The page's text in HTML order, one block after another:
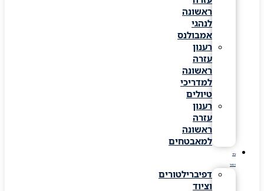
ראשונה
לנהגי
אמבולנס
רענון
עזרה
ראשונה
למדריכי
טיולים
רענון
עזרה
ראשונה
למאבטחים
דפיברילטורים